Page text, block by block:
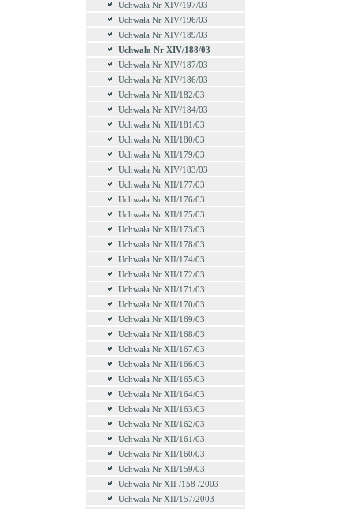
Uchwała Nr XIV/197/03
Uchwała Nr XIV/196/03
Uchwała Nr XIV/189/03
Uchwała Nr XIV/188/03
Uchwała Nr XIV/187/03
Uchwała Nr XIV/186/03
Uchwała Nr XII/182/03
Uchwała Nr XIV/184/03
Uchwała Nr XII/181/03
Uchwała Nr XII/180/03
Uchwała Nr XII/179/03
Uchwała Nr XIV/183/03
Uchwała Nr XII/177/03
Uchwała Nr XII/176/03
Uchwała Nr XII/175/03
Uchwała Nr XII/173/03
Uchwała Nr XII/178/03
Uchwała Nr XII/174/03
Uchwała Nr XII/172/03
Uchwała Nr XII/171/03
Uchwała Nr XII/170/03
Uchwała Nr XII/169/03
Uchwała Nr XII/168/03
Uchwała Nr XII/167/03
Uchwała Nr XII/166/03
Uchwała Nr XII/165/03
Uchwała Nr XII/164/03
Uchwała Nr XII/163/03
Uchwała Nr XII/162/03
Uchwała Nr XII/161/03
Uchwała Nr XII/160/03
Uchwała Nr XII/159/03
Uchwała Nr XII /158 /2003
Uchwała Nr XII/157/2003